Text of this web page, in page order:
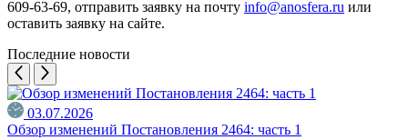
609-63-69, отправить заявку на почту info@anosfera.ru или
оставить заявку на сайте.
Последние новости
03.07.2026
Обзор изменений Постановления 2464: часть 1